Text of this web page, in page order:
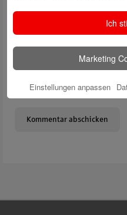
Meinen Namen, meine E-
diesem Browser für die
Ich
Marketing
Einstellungen anpassen